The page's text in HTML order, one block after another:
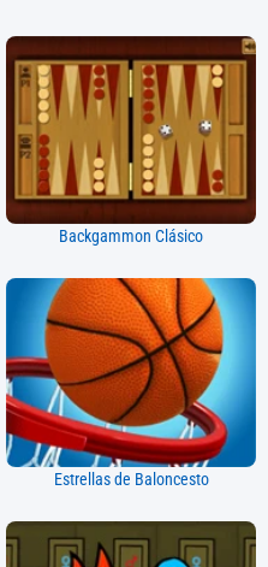
Backgammon Clásico
Estrellas de Baloncesto